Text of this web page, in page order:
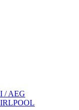
/ AEG